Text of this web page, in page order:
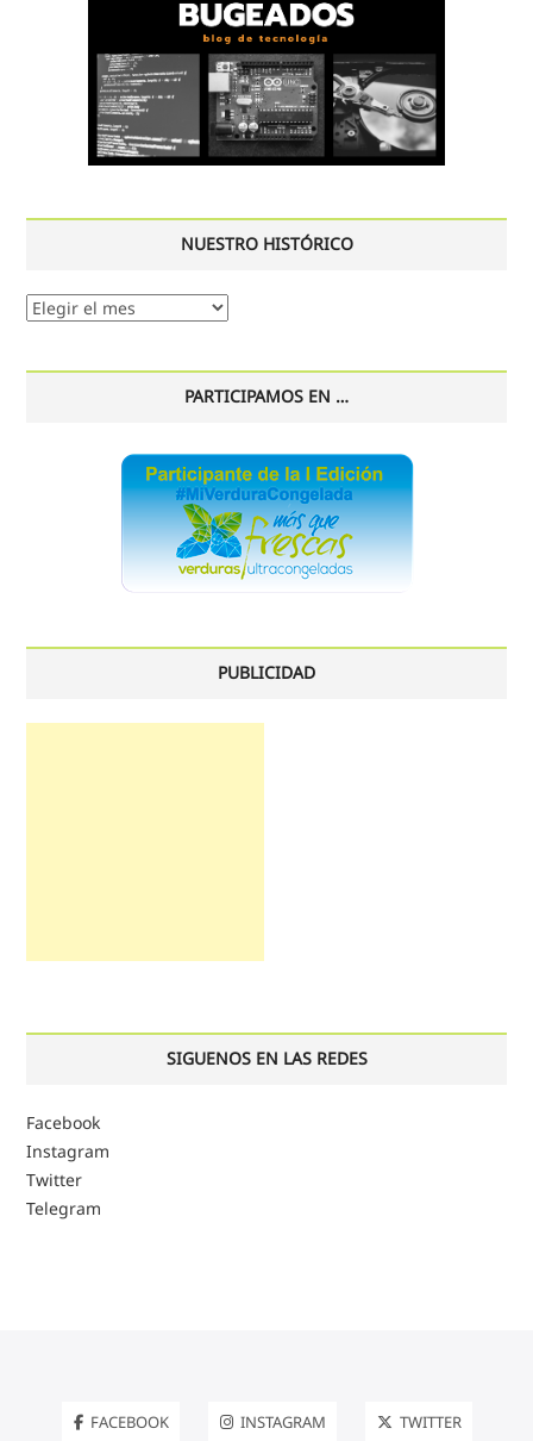
NUESTRO HISTÓRICO
Nuestro
PARTICIPAMOS EN …
PUBLICIDAD
SIGUENOS EN LAS REDES
Facebook
Instagram
Twitter
Telegram
FACEBOOK INSTAGRAM TWITTER